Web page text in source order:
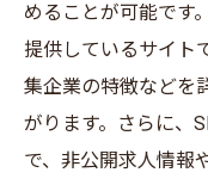
めることが可能です
提供しているサイト
集企業の特徴などを
がります。さらに、
で、非公開求人情報